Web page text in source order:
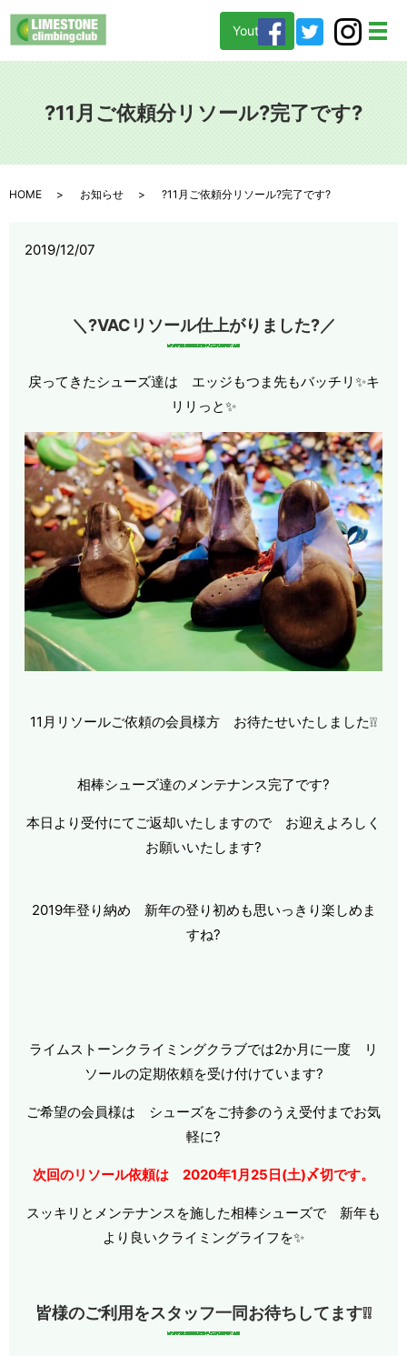
メ
Youtube
?11月ご依頼分リソール?完了です?
HOME お知らせ ?11月ご依頼分リソール?完了です?
2019/12/07
＼?VACリソール仕上がりました?／
戻ってきたシューズ達は エッジもつま先もバッチリ✨キ
リリっと✨
11月リソールご依頼の会員様方 お待たせいたしました❕❕
相棒シューズ達のメンテナンス完了です?
本日より受付にてご返却いたしますので お迎えよろしく
お願いいたします?
2019年登り納め 新年の登り初めも思いっきり楽しめま
すね?
ライムストーンクライミングクラブでは2か月に一度 リ
ソールの定期依頼を受け付けています?
ご希望の会員様は シューズをご持参のうえ受付までお気
軽に?
次回のリソール依頼は 2020年1月25日(土)〆切です。
スッキリとメンテナンスを施した相棒シューズで 新年も
より良いクライミングライフを✨
皆様のご利用をスタッフ一同お待ちしてます❕❕